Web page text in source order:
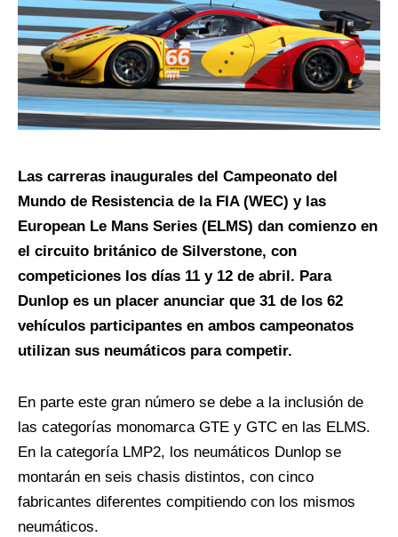
Las carreras inaugurales del Campeonato del
Mundo de Resistencia de la FIA (WEC) y las
European Le Mans Series (ELMS) dan comienzo en
el circuito británico de Silverstone, con
competiciones los días 11 y 12 de abril. Para
Dunlop es un placer anunciar que 31 de los 62
vehículos participantes en ambos campeonatos
utilizan sus neumáticos para competir.
En parte este gran número se debe a la inclusión de
las categorías monomarca GTE y GTC en las ELMS.
En la categoría LMP2, los neumáticos Dunlop se
montarán en seis chasis distintos, con cinco
fabricantes diferentes compitiendo con los mismos
neumáticos.